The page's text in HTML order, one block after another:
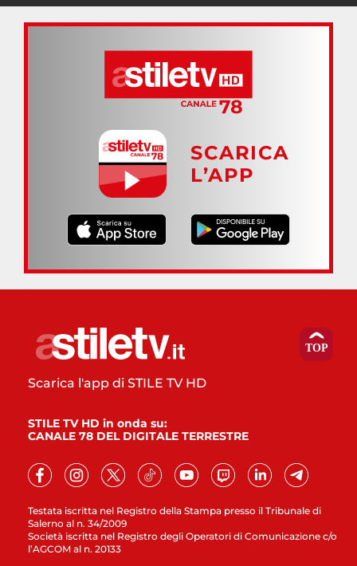
SCARICA
L’APP
Testata iscritta nel Registro della Stampa presso il Tribunale di
Salerno al n. 34/2009
Società iscritta nel Registro degli Operatori di Comunicazione c/o
l’AGCOM al n. 20133
Scarica l'app di STILE TV HD
STILE TV HD in onda su:
CANALE 78 DEL DIGITALE TERRESTRE